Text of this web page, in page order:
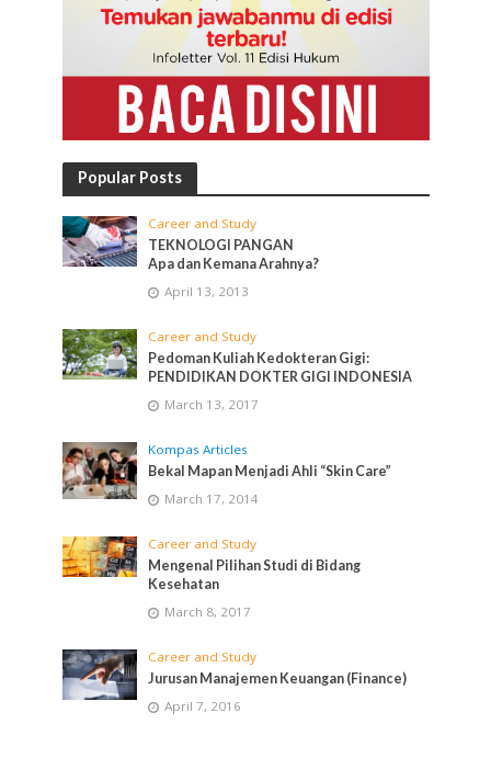
Popular Posts
Career and Study
TEKNOLOGI PANGAN
Apa dan Kemana Arahnya?
April 13, 2013
Career and Study
Pedoman Kuliah Kedokteran Gigi:
PENDIDIKAN DOKTER GIGI INDONESIA
March 13, 2017
Kompas Articles
Bekal Mapan Menjadi Ahli “Skin Care”
March 17, 2014
Career and Study
Mengenal Pilihan Studi di Bidang
Kesehatan
March 8, 2017
Career and Study
Jurusan Manajemen Keuangan (Finance)
April 7, 2016